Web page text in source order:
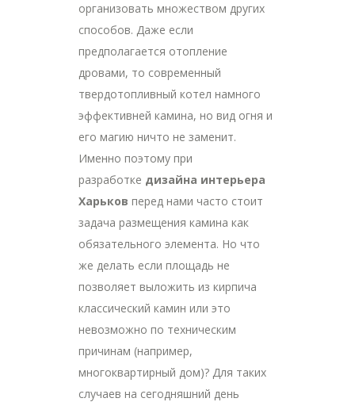
организовать множеством других
способов. Даже если
предполагается отопление
дровами, то современный
твердотопливный котел намного
эффективней камина, но вид огня и
его магию ничто не заменит.
Именно поэтому при
разработке дизайна интерьера
Харьков перед нами часто стоит
задача размещения камина как
обязательного элемента. Но что
же делать если площадь не
позволяет выложить из кирпича
классический камин или это
невозможно по техническим
причинам (например,
многоквартирный дом)? Для таких
случаев на сегодняшний день